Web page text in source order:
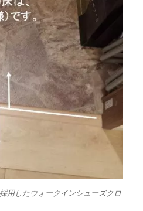
用したウォークインシューズクロ